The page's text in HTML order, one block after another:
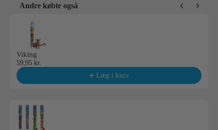
Andre købte også
Viking
59,95 kr.
Læg i kurv